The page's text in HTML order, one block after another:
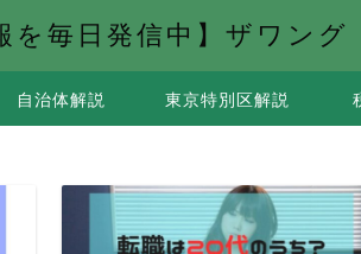
を毎日発信中】ザワング
自治体解説 東京特別区解説